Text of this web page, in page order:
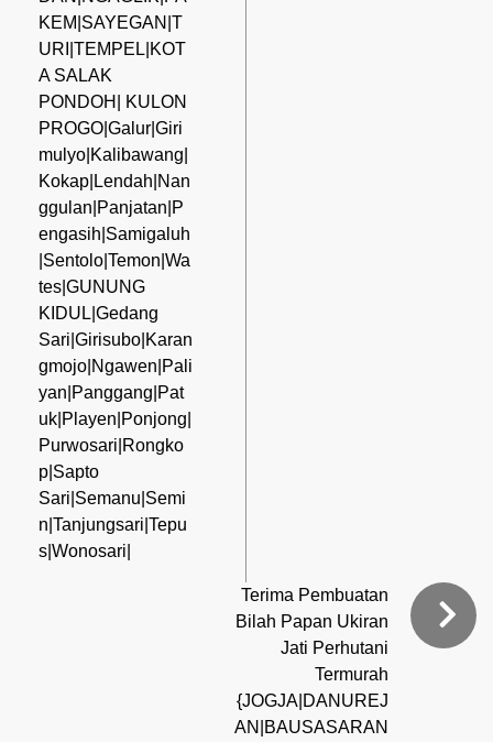
KEM|SAYEGAN|T
URI|TEMPEL|KOT
A SALAK
PONDOH| KULON
PROGO|Galur|Giri
mulyo|Kalibawang|
Kokap|Lendah|Nan
ggulan|Panjatan|P
engasih|Samigaluh
|Sentolo|Temon|Wa
tes|GUNUNG
KIDUL|Gedang
Sari|Girisubo|Karan
gmojo|Ngawen|Pali
yan|Panggang|Pat
uk|Playen|Ponjong|
Purwosari|Rongko
p|Sapto
Sari|Semanu|Semi
n|Tanjungsari|Tepu
s|Wonosari|
Terima Pembuatan
Bilah Papan Ukiran
Jati Perhutani
Termurah
{JOGJA|DANUREJ
AN|BAUSASARAN